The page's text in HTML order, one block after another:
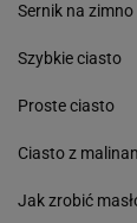
Sernik na zimno
Szybkie ciasto
Proste ciasto
Ciasto z
Jak zrobić